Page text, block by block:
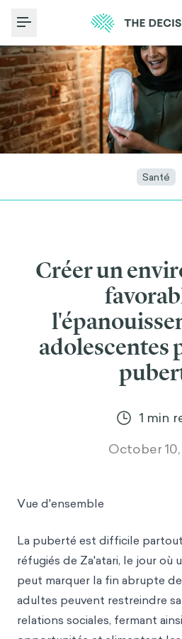
Toggle Menu
Santé
Créer un
adolescentes
1 min
October 10,
Vue d'ensemble
La puberté est difficile
réfugiés de Za'atari, le jour où
peut marquer la fin abrupte
adultes peuvent restreindre
relations sociales, fermant